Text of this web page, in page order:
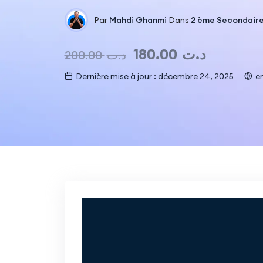
Par Mahdi Ghanmi Dans 2 ème
200.00د.ت 180.00 د.ت
Dernière mise à jour : décembre 24, 2025